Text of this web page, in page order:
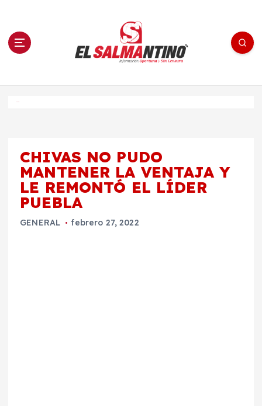
n El Salmantino - medios/noticias/editorial
CHIVAS NO PUDO
MANTENER LA VENTAJA Y
LE REMONTÓ EL LÍDER
PUEBLA
GENERAL febrero 27, 2022